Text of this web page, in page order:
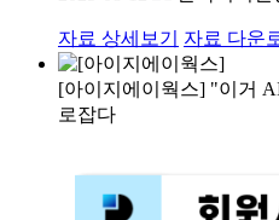
자료 상세보기 자료 다운
[아이지에이웍스] "이거
로잡다